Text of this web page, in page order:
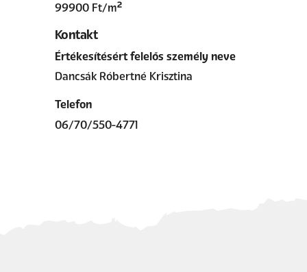
99900 Ft/m²
Kontakt
Értékesítésért felelős személy neve
Dancsák Róbertné Krisztina
Telefon
06/70/550-4771